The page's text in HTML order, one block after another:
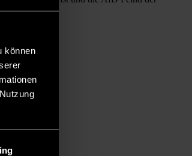
können